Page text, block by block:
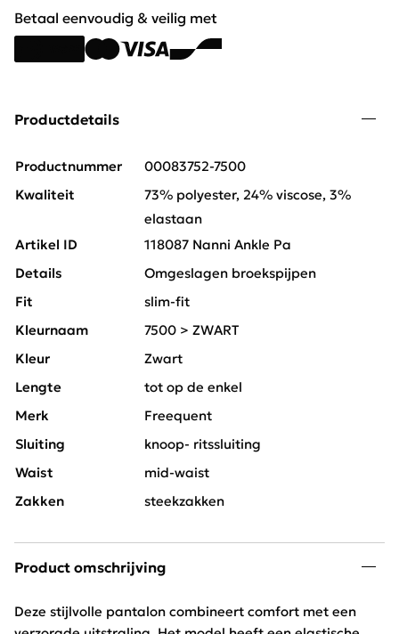
Betaal eenvoudig & veilig met
Productdetails
Productnummer
00083752-7500
Kwaliteit
73% polyester, 24% viscose, 3%
elastaan
Artikel ID
118087 Nanni Ankle Pa
Details
Omgeslagen broekspijpen
Fit
slim-fit
Kleurnaam
7500 > ZWART
Kleur
Zwart
Lengte
tot op de enkel
Merk
Freequent
Sluiting
knoop- ritssluiting
Waist
mid-waist
Zakken
steekzakken
Product omschrijving
Deze stijlvolle pantalon combineert comfort met een